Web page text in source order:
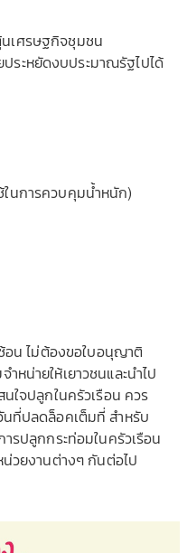
นเศรษฐกิจชุมชน
ระหยัดงบประมาณรัฐไปได้
ช้ในการควบคุมน้ำหนัก)
อน ไม่ต้องขอใบอนุญาติ
น่ายให้เยาวชนและนำไป
ใจปลูกในครัวเรือน ควร
ที่ปลดล็อคเต็มที่ สำหรับ
รปลูกกระท่อมในครัวเรือน
วยงานต่างๆ กันต่อไป